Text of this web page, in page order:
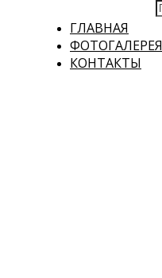
ГЛАВНАЯ
ФОТОГАЛЕРЕЯ
КОНТАКТЫ